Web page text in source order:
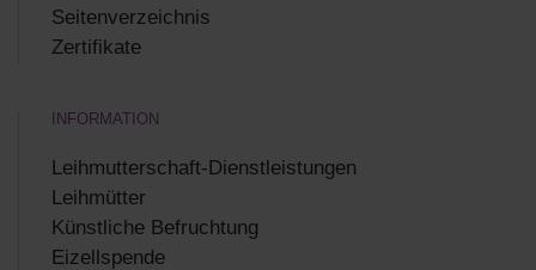
Seitenverzeichnis
Zertifikate
INFORMATION
Leihmutterschaft-Dienstleistungen
Leihmütter
Künstliche Befruchtung
Eizellspende